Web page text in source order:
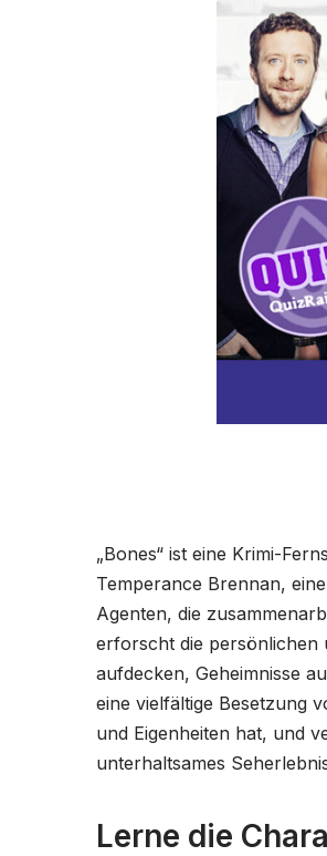
„Bones“ ist eine Krimi-
Temperance Brennan,
Agenten, die
erforscht die persönlichen
aufdecken, Geheimnisse
eine vielfältige Besetzung
und Eigenheiten hat, und
unterhaltsames
Lerne die